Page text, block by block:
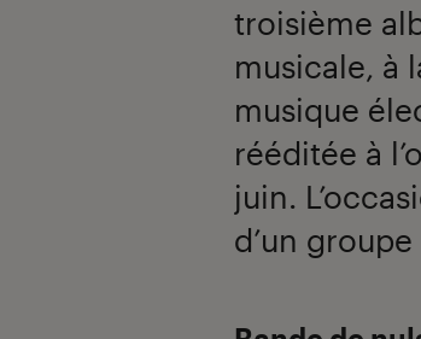
troisième
musicale, à
musique
rééditée à
juin.
d’un